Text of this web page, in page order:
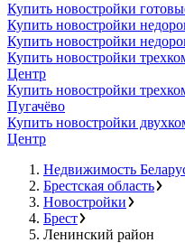
Купить новостройки
Купить новостройки
Купить новостройки
Купить новостройки
Центр
Купить новостройки
Пугачёво
Купить новостройки
Центр
Недвижимость
Брестская область
Новостройки
Брест
Ленинский район